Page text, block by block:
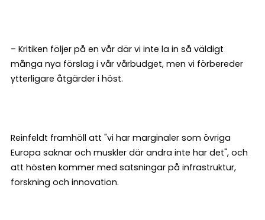
– Kritiken följer på en vår där vi inte la in så väldigt
många nya förslag i vår vårbudget, men vi förbereder
ytterligare åtgärder i höst.
Reinfeldt framhöll att "vi har marginaler som övriga
Europa saknar och muskler där andra inte har det", och
att hösten kommer med satsningar på infrastruktur,
forskning och innovation.